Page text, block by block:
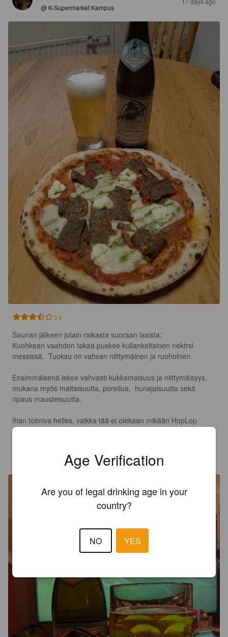
@ K-Supermarket Kampus
3.5
Saunan jälkeen jotain raikasta suoraan lasista;
Kuohkean vaahdon takaa puskee kullankeltainen nektrsi
messissä.  Tuoksu on vahvan niittymäinen ja ruohoinen.
Ensimmäisenä iskee vahvasti kukkamaisuus ja niittymäisyys,
mukana myös maltaisuutta, poreilua,  hunajaisuutta sekä
ripaus mausteisuutta.
Ihan toimiva helles, vaikka tää ei olekaan mikään HopLop
@ K-Citymarket Jumbo
Age Verification
Are you of legal drinking age in your
country?
NO YES